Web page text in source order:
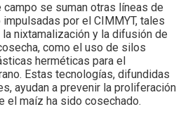
se suman otras líneas de
por el CIMMYT, tales
nixtamalización y la difusión de
como el uso de silos
herméticas para el
Estas tecnologías, difundidas
ayudan a prevenir la proliferación
el maíz ha sido cosechado.